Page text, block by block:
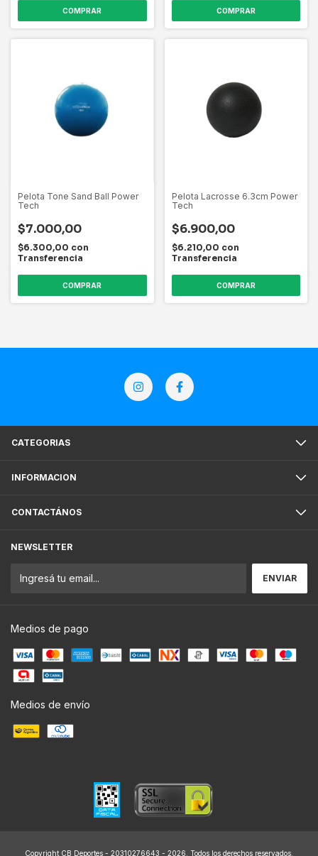
Pelota Tone Sand Ball Power
Tech
$7.000,00
$6.300,00 con
Transferencia
COMPRAR
Pelota Lacrosse 6.3cm Power
Tech
$6.900,00
$6.210,00 con
Transferencia
CATEGORIAS
INFORMACION
CONTACTÁNOS
NEWSLETTER
Medios de pago
Medios de envío
Copyright CB Deportes - 20310276643 - 2026. Todos los derechos reservados.